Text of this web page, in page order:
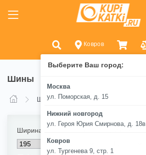
Ковров
Выберите Ваш город:
Москва
ул. Поморская, д. 15
Нижний новгород
ул. Героя Юрия Смирнова, д. 18в
Ковров
ул. Тургенева 9, стр. 1
Шины
Шины
Ширина
/